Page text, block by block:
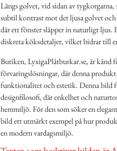
Längs golvet, vid sidan av
subtil kontrast mot det ljusa golvet och
där ett fönster släpper in naturligt ljus.
diskreta köksdetaljer, vilket bidrar till
Butiken, LyxigaPlåtburkar.se, är känd
förvaringslösningar, där denna
funktionalitet och estetik. Denna bild
designfilosofi, där enkelhet och
hemmiljö. För den som söker en
bild ett utmärkt exempel på hur
en modern vardagsmiljö.